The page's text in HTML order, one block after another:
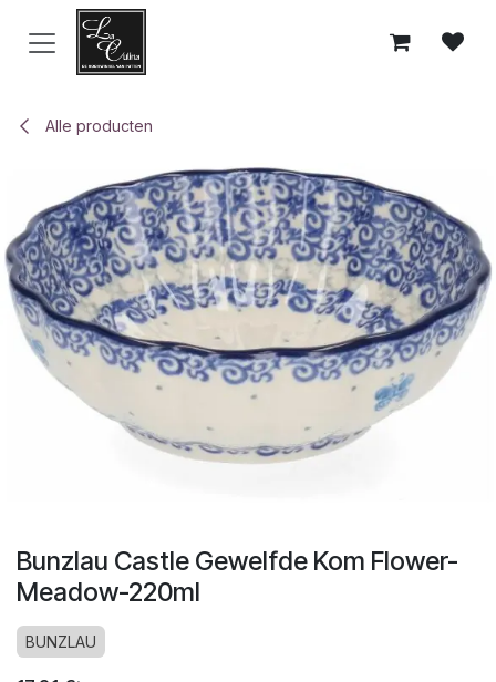
Overslaan naar inhoud
Alle producten
Bunzlau Castle Gewelfde Kom Flower-
Meadow-220ml
BUNZLAU